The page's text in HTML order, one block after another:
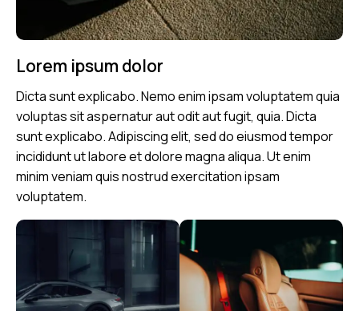
Lorem ipsum dolor
Dicta sunt explicabo. Nemo enim ipsam voluptatem quia
voluptas sit aspernatur aut odit aut fugit, quia. Dicta
sunt explicabo. Adipiscing elit, sed do eiusmod tempor
incididunt ut labore et dolore magna aliqua. Ut enim
minim veniam quis nostrud exercitation ipsam
voluptatem.